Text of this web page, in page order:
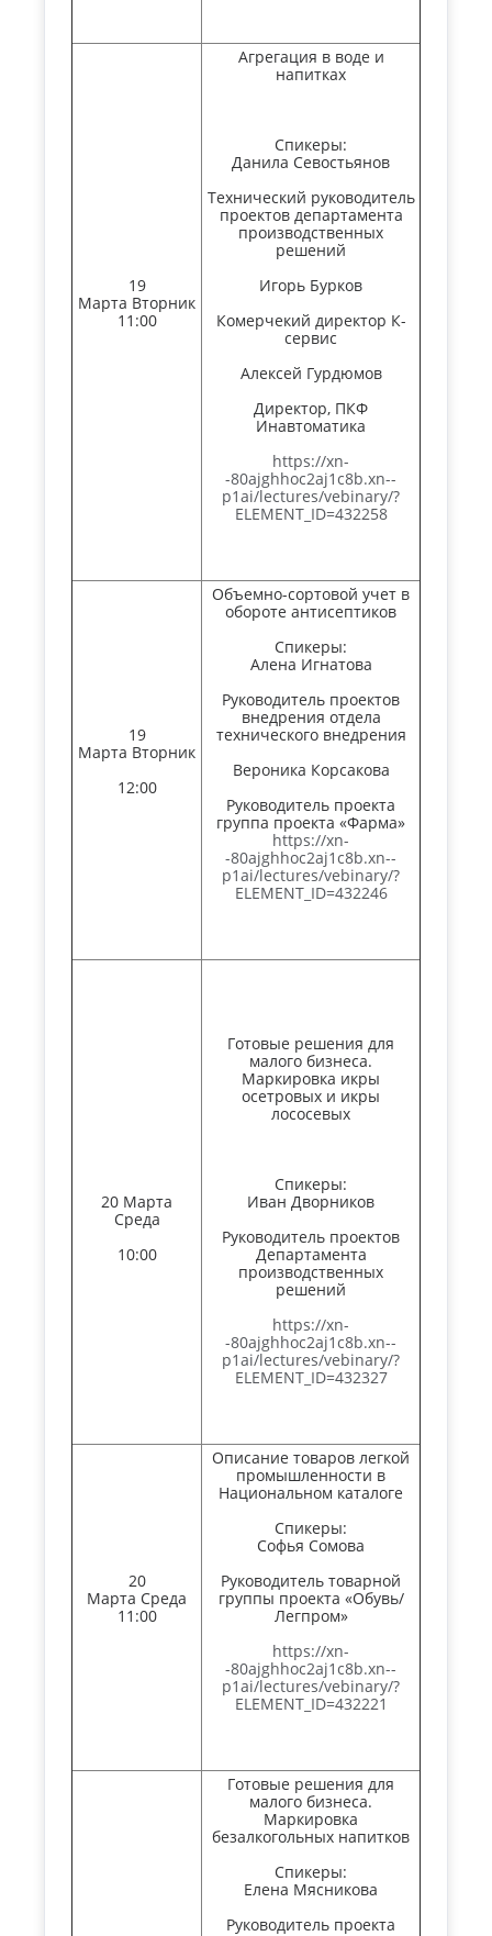
19
Марта Вторник
11:00
Агрегация в воде и
напитках
Спикеры:
Данила Севостьянов
Технический руководитель
проектов департамента
производственных
решений
Игорь Бурков
Комерчекий директор К-
сервис
Алексей Гурдюмов
Директор, ПКФ
Инавтоматика
https://xn-
-80ajghhoc2aj1c8b.xn--
p1ai/lectures/vebinary/?
ELEMENT_ID=432258
19
Марта Вторник
12:00
Объемно-сортовой учет в
обороте антисептиков
Спикеры:
Алена Игнатова
Руководитель проектов
внедрения отдела
технического внедрения
Вероника Корсакова
Руководитель проекта
группа проекта «Фарма»
https://xn-
-80ajghhoc2aj1c8b.xn--
p1ai/lectures/vebinary/?
ELEMENT_ID=432246
20 Марта
Среда
10:00
Готовые решения для
малого бизнеса.
Маркировка икры
осетровых и икры
лососевых
Спикеры:
Иван Дворников
Руководитель проектов
Департамента
производственных
решений
https://xn-
-80ajghhoc2aj1c8b.xn--
p1ai/lectures/vebinary/?
ELEMENT_ID=432327
20
Марта Среда
11:00
Описание товаров легкой
промышленности в
Национальном каталоге
Спикеры:
Софья Сомова
Руководитель товарной
группы проекта «Обувь/
Легпром»
https://xn-
-80ajghhoc2aj1c8b.xn--
p1ai/lectures/vebinary/?
ELEMENT_ID=432221
Готовые решения для
малого бизнеса.
Маркировка
безалкогольных напитков
Спикеры:
Елена Мясникова
Руководитель проекта